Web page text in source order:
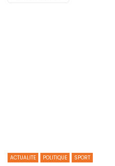
ACTUALITE POLITIQUE SPORT